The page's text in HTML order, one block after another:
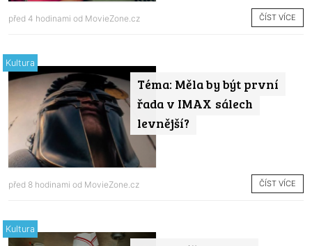
před 4 hodinami od MovieZone.cz ČÍST VÍCE
Téma: Měla by být první
řada v IMAX sálech
levnější?
Kultura
před 8 hodinami od MovieZone.cz ČÍST VÍCE
Kultura